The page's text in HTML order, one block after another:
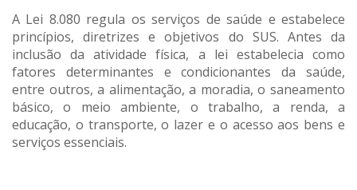
A Lei 8.080 regula os serviços de saúde e estabelece
princípios, diretrizes e objetivos do SUS. Antes da
inclusão da atividade física, a lei estabelecia como
fatores determinantes e condicionantes da saúde,
entre outros, a alimentação, a moradia, o saneamento
básico, o meio ambiente, o trabalho, a renda, a
educação, o transporte, o lazer e o acesso aos bens e
serviços essenciais.